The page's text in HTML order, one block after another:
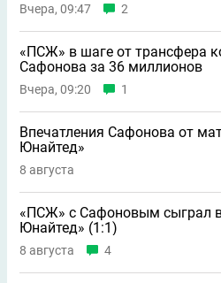
Вчера, 09:47 2
«ПСЖ» в шаге от трансфера
Сафонова за 36 миллионов
Вчера, 09:20 1
Впечатления Сафонова от
Юнайтед»
8 августа
«ПСЖ» с Сафоновым сыграл
Юнайтед» (1:1)
8 августа 4